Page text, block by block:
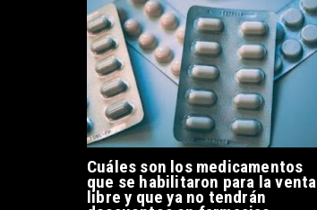
Cuáles son los medicamentos
que se habilitaron para la venta
libre y que ya no tendrán